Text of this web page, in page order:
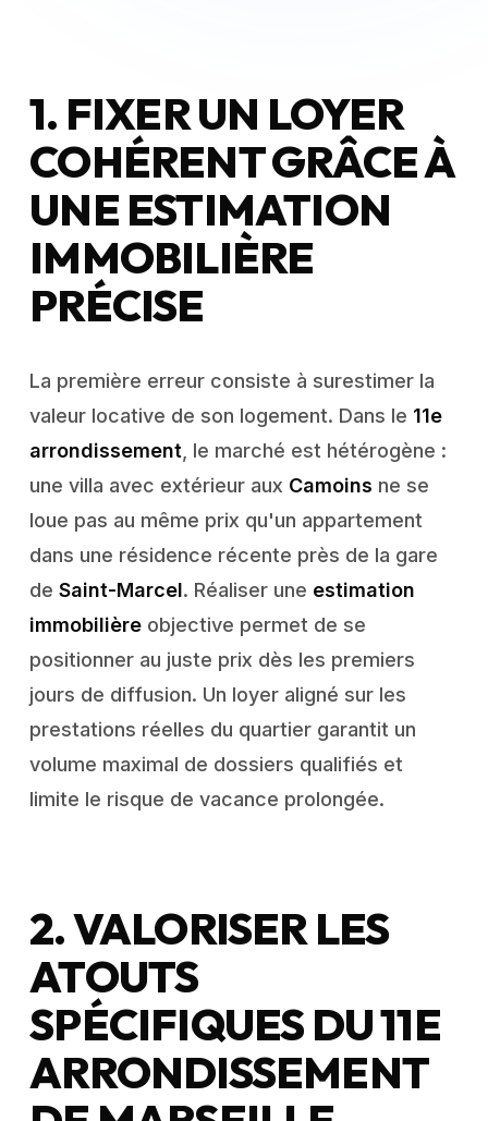
1. FIXER UN LOYER
COHÉRENT GRÂCE À
UNE ESTIMATION
IMMOBILIÈRE
PRÉCISE
La première erreur consiste à surestimer la
valeur locative de son logement. Dans le 11e
arrondissement , le marché est hétérogène :
une villa avec extérieur aux Camoins ne se
loue pas au même prix qu'un appartement
dans une résidence récente près de la gare
deSaint-Marcel. Réaliser une estimation
immobilière objective permet de se
positionner au juste prix dès les premiers
jours de diffusion. Un loyer aligné sur les
prestations réelles du quartier garantit un
volume maximal de dossiers qualifiés et
limite le risque de vacance prolongée.
2. VALORISER LES
ATOUTS
SPÉCIFIQUES DU 11E
ARRONDISSEMENT